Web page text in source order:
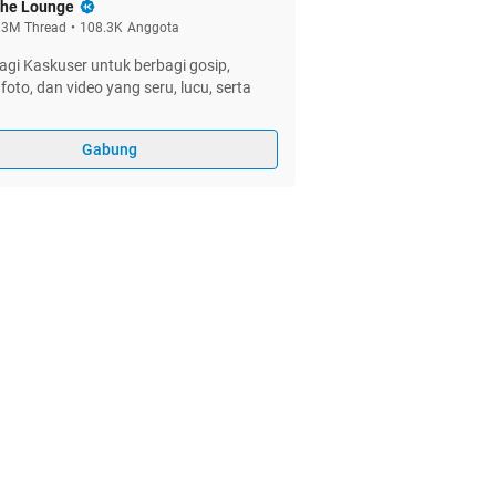
Lounge
Thread • 108.3K Anggota
Kaskuser untuk berbagi gosip,
dan video yang seru, lucu, serta
Gabung